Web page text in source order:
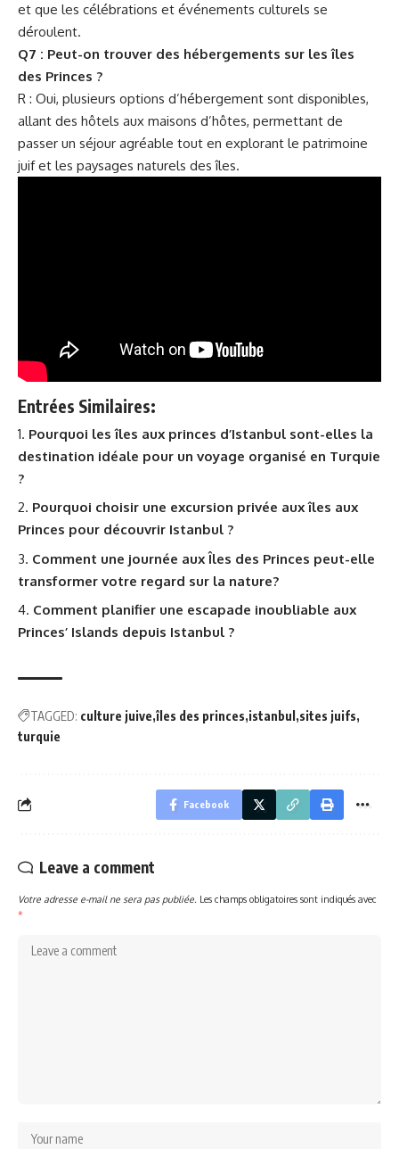
et que les célébrations et événements culturels se
déroulent.
Q7 : Peut-on trouver des hébergements sur les îles
des Princes ?
R : Oui, plusieurs options d’hébergement sont disponibles,
allant des hôtels aux maisons d’hôtes, permettant de
passer un séjour agréable tout en explorant le patrimoine
juif et les paysages naturels des îles.
Entrées Similaires:
Pourquoi les îles aux princes d’Istanbul sont-elles la
destination idéale pour un voyage organisé en Turquie
?
Pourquoi choisir une excursion privée aux îles aux
Princes pour découvrir Istanbul ?
Comment une journée aux Îles des Princes peut-elle
transformer votre regard sur la nature?
Comment planifier une escapade inoubliable aux
Princes’ Islands depuis Istanbul ?
TAGGED: culture juive îles des princes istanbul sites juifs
turquie
Facebook
Leave a comment
Votre adresse e-mail ne sera pas publiée. Les champs obligatoires sont indiqués avec
*